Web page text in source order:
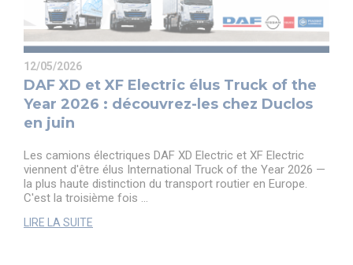
12/05/2026
DAF XD et XF Electric élus Truck of the
Year 2026 : découvrez-les chez Duclos
en juin
Les camions électriques DAF XD Electric et XF Electric
viennent d'être élus International Truck of the Year 2026 —
la plus haute distinction du transport routier en Europe.
C'est la troisième fois ...
LIRE LA SUITE